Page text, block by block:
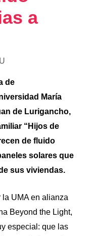
a
de
María
de Lurigancho,
“Hijos de
de fluido
solares que
sus viviendas.
UMA en alianza
Beyond the Light,
especial: que las